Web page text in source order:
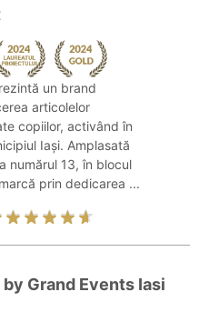
un brand
articolelor
copiilor, activând în
Iași. Amplasată
numărul 13, în blocul
prin dedicarea ...
Grand Events Iasi